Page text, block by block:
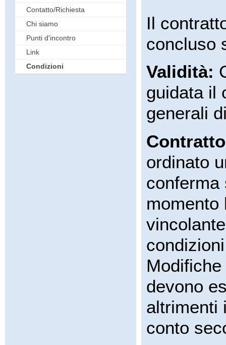
Contatto/Richiesta
Chi siamo
Punti d'incontro
Link
Condizioni
Il
concluso
Validità:
guidata il
generali
ordinato
conferma
momento
devono
altrimenti
conto